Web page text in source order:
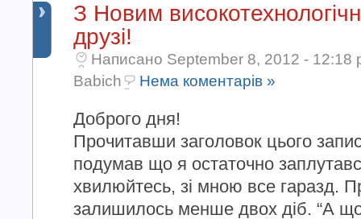
З Новим
друзі!
Написано September 8, 2012 - 12:18
Babich
Нема коментарів »
Доброго дня!
Прочитавши заголовок цього
подумав що я остаточно
хвилюйтесь, зі мною все гаразд.
залишилось менше двох діб. “А